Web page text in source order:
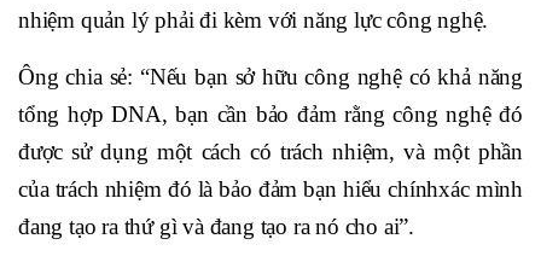
nhiệm quản lý phải đi kèm với năng lực công nghệ.
Ông chia sẻ: “Nếu bạn sở hữu công nghệ có khả năng
tổng hợp DNA, bạn cần bảo đảm rằng công nghệ đó
được sử dụng một cách có trách nhiệm, và một phần
của trách nhiệm đó là bảo đảm bạn hiểu chínhxác mình
đang tạo ra thứ gì và đang tạo ra nó cho ai”.